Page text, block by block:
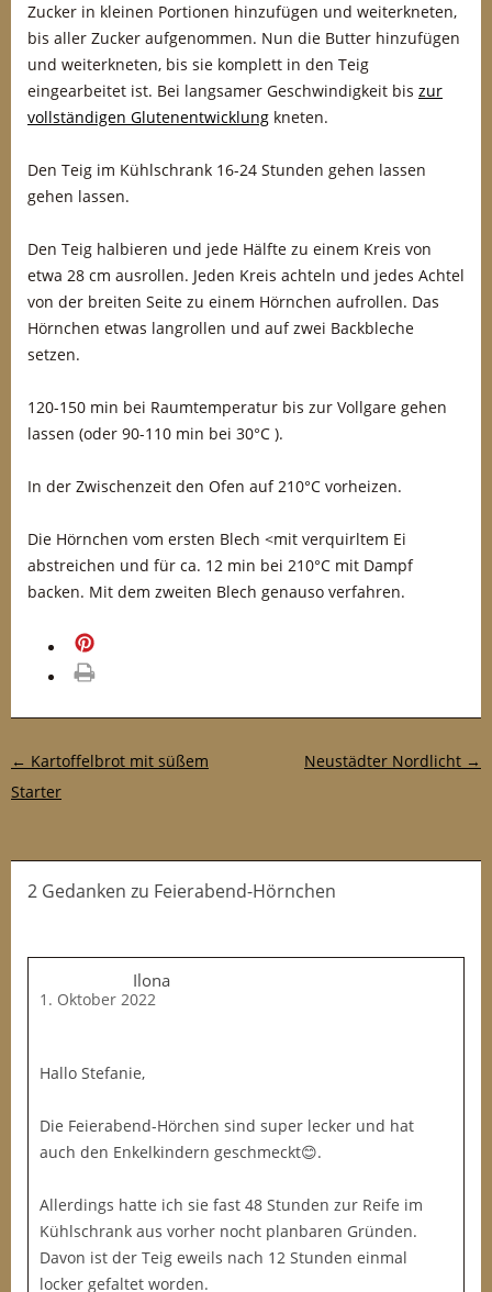
Zucker in kleinen Portionen hinzufügen und weiterkneten,
bis aller Zucker aufgenommen. Nun die Butter hinzufügen
und weiterkneten, bis sie komplett in den Teig
eingearbeitet ist. Bei langsamer Geschwindigkeit bis zur
vollständigen Glutenentwicklung kneten.
Den Teig im Kühlschrank 16-24 Stunden gehen lassen
gehen lassen.
Den Teig halbieren und jede Hälfte zu einem Kreis von
etwa 28 cm ausrollen. Jeden Kreis achteln und jedes Achtel
von der breiten Seite zu einem Hörnchen aufrollen. Das
Hörnchen etwas langrollen und auf zwei Backbleche
setzen.
120-150 min bei Raumtemperatur bis zur Vollgare gehen
lassen (oder 90-110 min bei 30°C ).
In der Zwischenzeit den Ofen auf 210°C vorheizen.
Die Hörnchen vom ersten Blech <mit verquirltem Ei
abstreichen und für ca. 12 min bei 210°C mit Dampf
backen. Mit dem zweiten Blech genauso verfahren.
Post-Navigation
← Kartoffelbrot mit süßem
Starter
Neustädter Nordlicht →
2 Gedanken zu Feierabend-Hörnchen
Ilona
1. Oktober 2022
Hallo Stefanie,
Die Feierabend-Hörchen sind super lecker und hat
auch den Enkelkindern geschmeckt😊.
Allerdings hatte ich sie fast 48 Stunden zur Reife im
Kühlschrank aus vorher nocht planbaren Gründen.
Davon ist der Teig eweils nach 12 Stunden einmal
locker gefaltet worden.